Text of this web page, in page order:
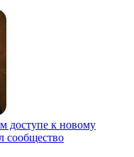
доступе к новому
сообщество